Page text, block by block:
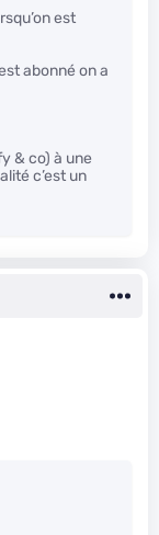
est
abonné on a
& co) à une
c’est un